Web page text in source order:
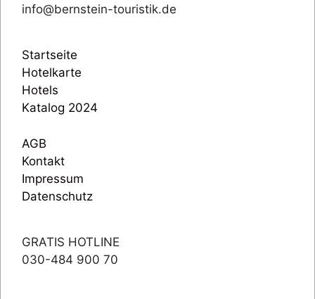
info@bernstein-touristik.de
Startseite
Hotelkarte
Hotels
Katalog 2024
AGB
Kontakt
Impressum
Datenschutz
GRATIS HOTLINE
030-484 900 70